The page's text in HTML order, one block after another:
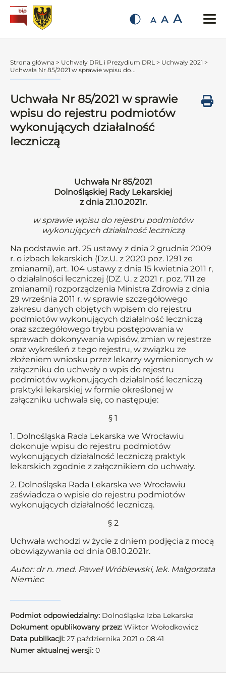
A A A
Strona główna > Uchwały DRL i Prezydium DRL > Uchwały 2021 >
Uchwała Nr 85/2021 w sprawie wpisu do...
Uchwała Nr 85/2021 w sprawie
wpisu do rejestru podmiotów
wykonujących działalność
leczniczą
Uchwała Nr 85/2021
Dolnośląskiej Rady Lekarskiej
z dnia 21.10.2021r.
w sprawie wpisu do rejestru podmiotów
wykonujących działalność leczniczą
Na podstawie art. 25 ustawy z dnia 2 grudnia 2009
r. o izbach lekarskich (Dz.U. z 2020 poz. 1291 ze
zmianami), art. 104 ustawy z dnia 15 kwietnia 2011 r,
o działalności leczniczej (DZ. U. z 2021 r. poz. 711 ze
zmianami) rozporządzenia Ministra Zdrowia z dnia
29 września 2011 r. w sprawie szczegółowego
zakresu danych objętych wpisem do rejestru
podmiotów wykonujących działalność leczniczą
oraz szczegółowego trybu postępowania w
sprawach dokonywania wpisów, zmian w rejestrze
oraz wykreśleń z tego rejestru, w związku ze
złożeniem wniosku przez lekarzy wymienionych w
załączniku do uchwały o wpis do rejestru
podmiotów wykonujących działalność leczniczą
praktyki lekarskiej w formie określonej w
załączniku uchwala się, co następuje:
§ 1
1. Dolnośląska Rada Lekarska we Wrocławiu
dokonuje wpisu do rejestru podmiotów
wykonujących działalność leczniczą praktyk
lekarskich zgodnie z załącznikiem do uchwały.
2. Dolnośląska Rada Lekarska we Wrocławiu
zaświadcza o wpisie do rejestru podmiotów
wykonujących działalność leczniczą.
§ 2
Uchwała wchodzi w życie z dniem podjęcia z mocą
obowiązywania od dnia 08.10.2021r.
Autor: dr n. med. Paweł Wróblewski, lek. Małgorzata
Niemiec
Podmiot odpowiedzialny: Dolnośląska Izba Lekarska
Dokument opublikowany przez: Wiktor Wołodkowicz
Data publikacji: 27 października 2021 o 08:41
Numer aktualnej wersji: 0